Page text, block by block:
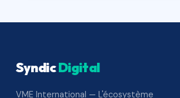
SyndicDigital
VME International — L'écosystème